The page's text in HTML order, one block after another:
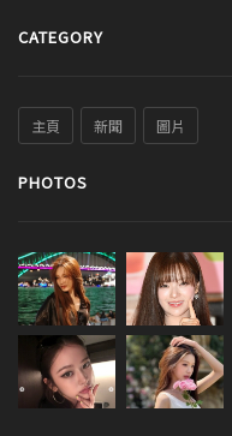
CATEGORY
主頁 新聞 圖片
PHOTOS